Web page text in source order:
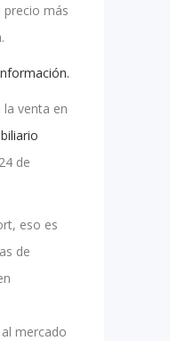
precio más
venta en
de
eso es
de
mercado